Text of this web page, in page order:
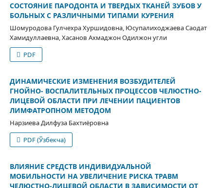
СОСТОЯНИЕ ПАРОДОНТА И ТВЕРДЫХ ТКАНЕЙ ЗУБОВ У
БОЛЬНЫХ С РАЗЛИЧНЫМИ ТИПАМИ КУРЕНИЯ
Шомуродова Гулчехра Хуршидовна, Юсупалиходжаева Саодат
Хамидуллаевна, Хасанов Ахмаджон Одилжон угли
PDF
ДИНАМИЧЕСКИЕ ИЗМЕНЕНИЯ ВОЗБУДИТЕЛЕЙ
ГНОЙНО- ВОСПАЛИТЕЛЬНЫХ ПРОЦЕССОВ ЧЕЛЮСТНО-
ЛИЦЕВОЙ ОБЛАСТИ ПРИ ЛЕЧЕНИИ ПАЦИЕНТОВ
ЛИМФАТРОПНОМ МЕТОДОМ
Нарзиева Дилфуза Бахтиёровна
PDF (Ўзбекча)
ВЛИЯНИЕ СРЕДСТВ ИНДИВИДУАЛЬНОЙ
МОБИЛЬНОСТИ НА УВЕЛИЧЕНИЕ РИСКА ТРАВМ
ЧЕЛЮСТНО-ЛИЦЕВОЙ ОБЛАСТИ В ЗАВИСИМОСТИ ОТ